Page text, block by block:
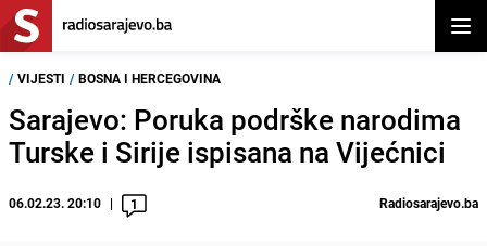
/ VIJESTI / BOSNA I HERCEGOVINA
Sarajevo: Poruka podrške narodima
Turske i Sirije ispisana na Vijećnici
06.02.23. 20:10 1 Radiosarajevo.ba